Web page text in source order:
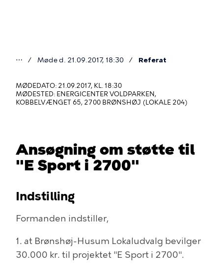
er
her
⋯ Møde d. 21.09.2017, 18:30 Referat
MØDEDATO: 21.09.2017, KL. 18:30
MØDESTED: ENERGICENTER VOLDPARKEN,
KOBBELVÆNGET 65, 2700 BRØNSHØJ (LOKALE 204)
Ansøgning om støtte til
"E Sport i 2700"
Indstilling
Formanden indstiller,
1. at Brønshøj-Husum Lokaludvalg bevilger
30.000 kr. til projektet "E Sport i 2700".